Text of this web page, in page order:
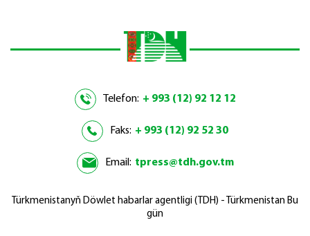
Telefon: + 993 (12) 92 12 12
Faks: + 993 (12) 92 52 30
Email: tpress@tdh.gov.tm
Türkmenistanyň Döwlet habarlar agentligi (TDH) - Türkmenistan Bu
gün